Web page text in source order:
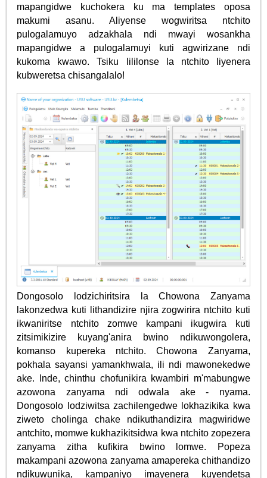
mapangidwe kuchokera ku ma templates oposa
makumi asanu. Aliyense wogwiritsa ntchito
pulogalamuyo adzakhala ndi mwayi wosankha
mapangidwe a pulogalamuyi kuti agwirizane ndi
kukoma kwawo. Tsiku lililonse la ntchito liyenera
kubweretsa chisangalalo!
Dongosolo lodzichiritsira la Chowona Zanyama
lakonzedwa kuti lithandizire njira zogwirira ntchito kuti
ikwaniritse ntchito zomwe kampani ikugwira kuti
zitsimikizire kuyang'anira bwino ndikuwongolera,
komanso kupereka ntchito. Chowona Zanyama,
pokhala sayansi yamankhwala, ili ndi mawonekedwe
ake. Inde, chinthu chofunikira kwambiri m'mabungwe
azowona zanyama ndi odwala ake - nyama.
Dongosolo lodziwitsa zachilengedwe lokhazikika kwa
ziweto cholinga chake ndikuthandizira magwiridwe
antchito, momwe kukhazikitsidwa kwa ntchito zopezera
zanyama zitha kufikira bwino lomwe. Popeza
makampani azowona zanyama amapereka chithandizo
ndikuwunika, kampaniyo imayenera kuyendetsa